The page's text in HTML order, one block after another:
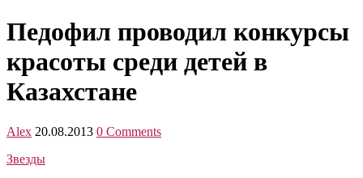
Педофил проводил конкурсы
красоты среди детей в
Казахстане
Alex 20.08.2013 0 Comments
Звезды